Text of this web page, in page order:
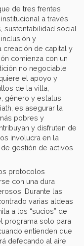
de tres frentes
a través
sustentabilidad social
y
creación de capital y
comienza con un
no negociable
el apoyo y
de la villa,
género y estatus
es asegurar la
pobres y
y disfruten de
involucra en la
gestión de activos
protocolos
con una dura
Durante las
varias aldeas
a los “sucios” de
programa solo para
entienden que
defecando al aire